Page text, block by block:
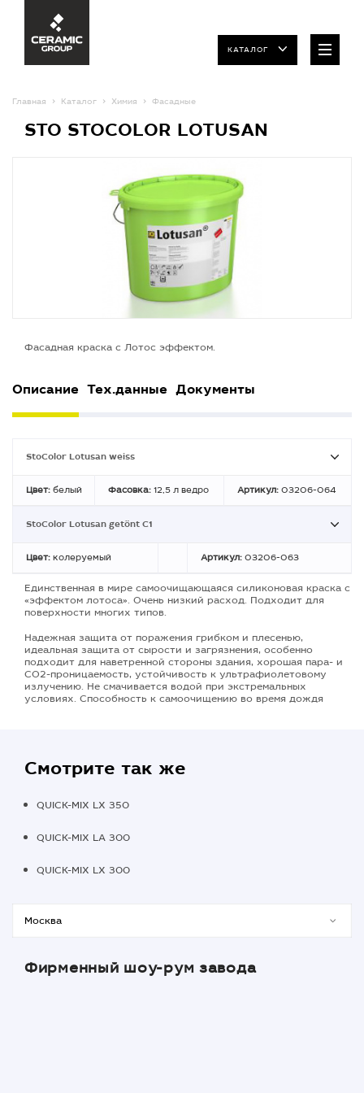
КАТАЛОГ
Главная Каталог Химия Фасадные
STO STOCOLOR LOTUSAN
Фасадная краска с Лотос эффектом.
Описание Тех.данные Документы
StoColor Lotusan weiss
Цвет: белый Фасовка: 12,5 л ведро Артикул: 03206-064
StoColor Lotusan getönt C1
Цвет: колеруемый Артикул: 03206-063
Единственная в мире самоочищающаяся силиконовая краска с
«эффектом лотоса». Очень низкий расход. Подходит для
поверхности многих типов.
Надежная защита от поражения грибком и плесенью,
идеальная защита от сырости и загрязнения, особенно
подходит для наветренной стороны здания, хорошая пара- и
СО2-проницаемость, устойчивость к ультрафиолетовому
излучению. Не смачивается водой при экстремальных
условиях. Способность к самоочищению во время дождя
Смотрите так же
QUICK-MIX LX 350
QUICK-MIX LA 300
QUICK-MIX LX 300
Фирменный шоу-рум завода